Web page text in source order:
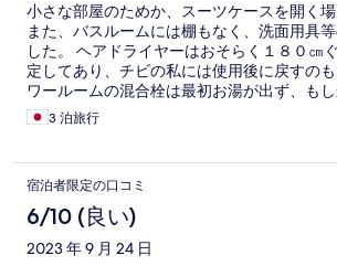
小さな部屋のためか、スーツケースを開く場
また、バスルームには棚もなく、洗面用具
した。 ヘアドライヤーはおそらく１８０㎝
定してあり、チビの私には使用後に戻すの
ワールームの混合栓は最初お湯が出ず、も
水の方にしたら、お湯が出ました。翌日は正
が、、いろいろありますね。
3 泊旅行
宿泊者限定の口コミ
6/10 (良い)
2023 年 9 月 24 日